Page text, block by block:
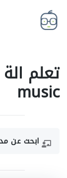
music
ابحث عن